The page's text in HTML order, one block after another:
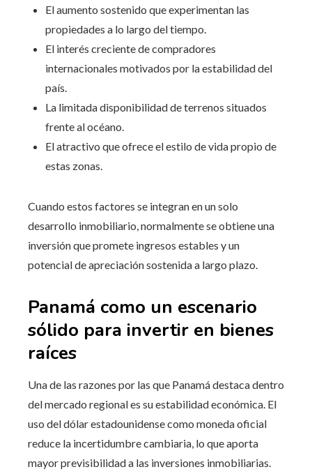
El aumento sostenido que experimentan las
propiedades a lo largo del tiempo.
El interés creciente de compradores
internacionales motivados por la estabilidad del
país.
La limitada disponibilidad de terrenos situados
frente al océano.
El atractivo que ofrece el estilo de vida propio de
estas zonas.
Cuando estos factores se integran en un solo
desarrollo inmobiliario, normalmente se obtiene una
inversión que promete ingresos estables y un
potencial de apreciación sostenida a largo plazo.
Panamá como un escenario
sólido para invertir en bienes
raíces
Una de las razones por las que Panamá destaca dentro
del mercado regional es su estabilidad económica. El
uso del dólar estadounidense como moneda oficial
reduce la incertidumbre cambiaria, lo que aporta
mayor previsibilidad a las inversiones inmobiliarias.